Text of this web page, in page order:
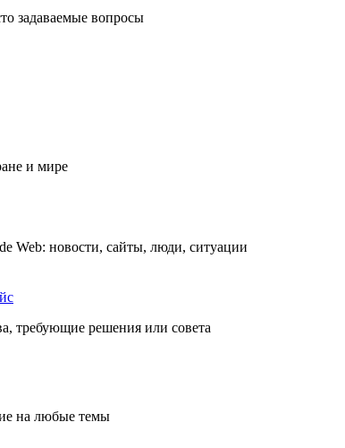
задаваемые вопросы
и мире
Web: новости, сайты, люди, ситуации
требующие решения или совета
на любые темы